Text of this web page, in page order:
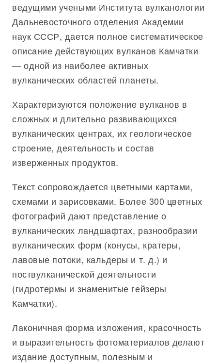
ведущими учеными Института вулканологии
Дальневосточного отделения Академии
наук СССР, дается полное систематическое
описание действующих вулканов Камчатки
— одной из наиболее активных
вулканических областей планеты.
Характеризуются положение вулканов в
сложных и длительно развивающихся
вулканических центрах, их геологическое
строение, деятельность и состав
изверженных продуктов.
Текст сопровождается цветными картами,
схемами и зарисовками. Более 300 цветных
фотографий дают представление о
вулканических ландшафтах, разнообразии
вулканических форм (конусы, кратеры,
лавовые потоки, кальдеры и т. д.) и
поствулканической деятельности
(гидротермы и знаменитые гейзеры
Камчатки).
Лаконичная форма изложения, красочность
и выразительность фотоматериалов делают
издание доступным, полезным и